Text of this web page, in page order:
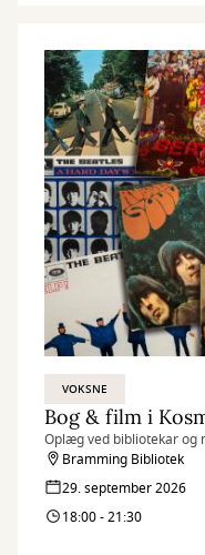
VOKSNE
Bog & film i
Oplæg ved bibliotekar og
Bramming Bibliotek
29. september 2026
18:00 - 21:30